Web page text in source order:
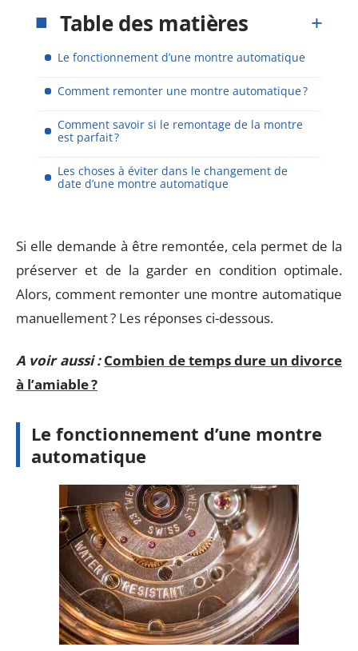
Table des matières
Le fonctionnement d’une montre automatique
Comment remonter une montre automatique ?
Comment savoir si le remontage de la montre
est parfait ?
Les choses à éviter dans le changement de
date d’une montre automatique
Si elle demande à être remontée, cela permet de la
préserver et de la garder en condition optimale.
Alors, comment remonter une montre automatique
manuellement ? Les réponses ci-dessous.
A voir aussi : Combien de temps dure un divorce
à l’amiable ?
Le fonctionnement d’une montre
automatique